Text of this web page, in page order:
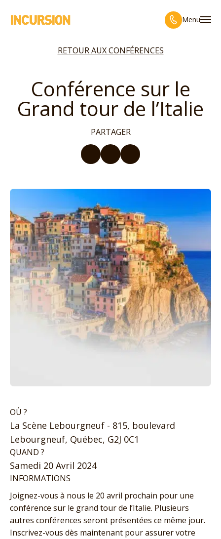
Menu
RETOUR AUX CONFÉRENCES
Conférence sur le
Grand tour de l’Italie
PARTAGER
OÙ ?
La Scène Lebourgneuf - 815, boulevard
Lebourgneuf, Québec, G2J 0C1
QUAND ?
Samedi 20 Avril 2024
INFORMATIONS
Joignez-vous à nous le 20 avril prochain pour une
conférence sur le grand tour de l’Italie. Plusieurs
autres conférences seront présentées ce même jour.
Inscrivez-vous dès maintenant pour assurer votre